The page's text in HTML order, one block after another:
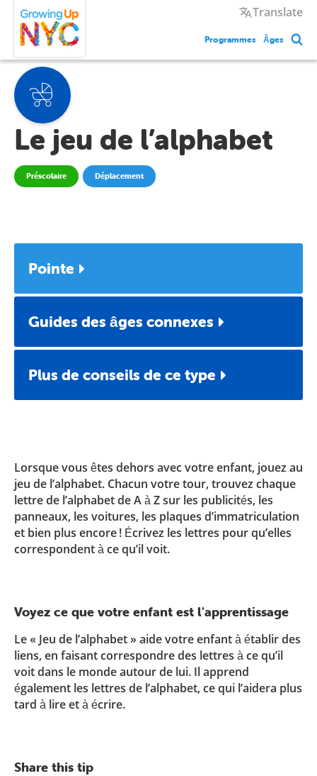
Skip
main
content
Translate
Programmes Âges
Le jeu de l’alphabet
Préscolaire Déplacement
Pointe
Guides des âges connexes
Plus de conseils de ce type
Lorsque vous êtes dehors avec votre enfant, jouez au
jeu de l’alphabet. Chacun votre tour, trouvez chaque
lettre de l’alphabet de A à Z sur les publicités, les
panneaux, les voitures, les plaques d’immatriculation
et bien plus encore ! Écrivez les lettres pour qu’elles
correspondent à ce qu’il voit.
Voyez ce que votre enfant est l'apprentissage
Le « Jeu de l’alphabet » aide votre enfant à établir des
liens, en faisant correspondre des lettres à ce qu’il
voit dans le monde autour de lui. Il apprend
également les lettres de l’alphabet, ce qui l’aidera plus
tard à lire et à écrire.
Share this tip